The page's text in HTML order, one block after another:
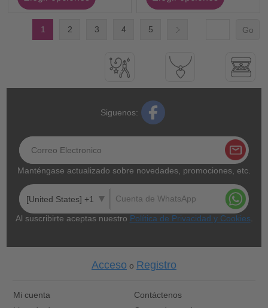
1 2 3 4 5 Go
Siguenos:
Manténgase actualizado sobre novedades, promociones, etc.
[United States] +1
Al suscribirte aceptas nuestro Política de Privacidad y Cookies
Acceso o Registro
Mi cuenta
Contáctenos